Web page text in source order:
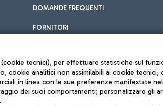
DOMANDE FREQUENTI
FORNITORI
tecnici), per effettuare statistiche sul
cookie analitici non assimilabili ai cookie
in linea con le sue preferenze manifestate
dei suoi comportamenti; personalizzare gli